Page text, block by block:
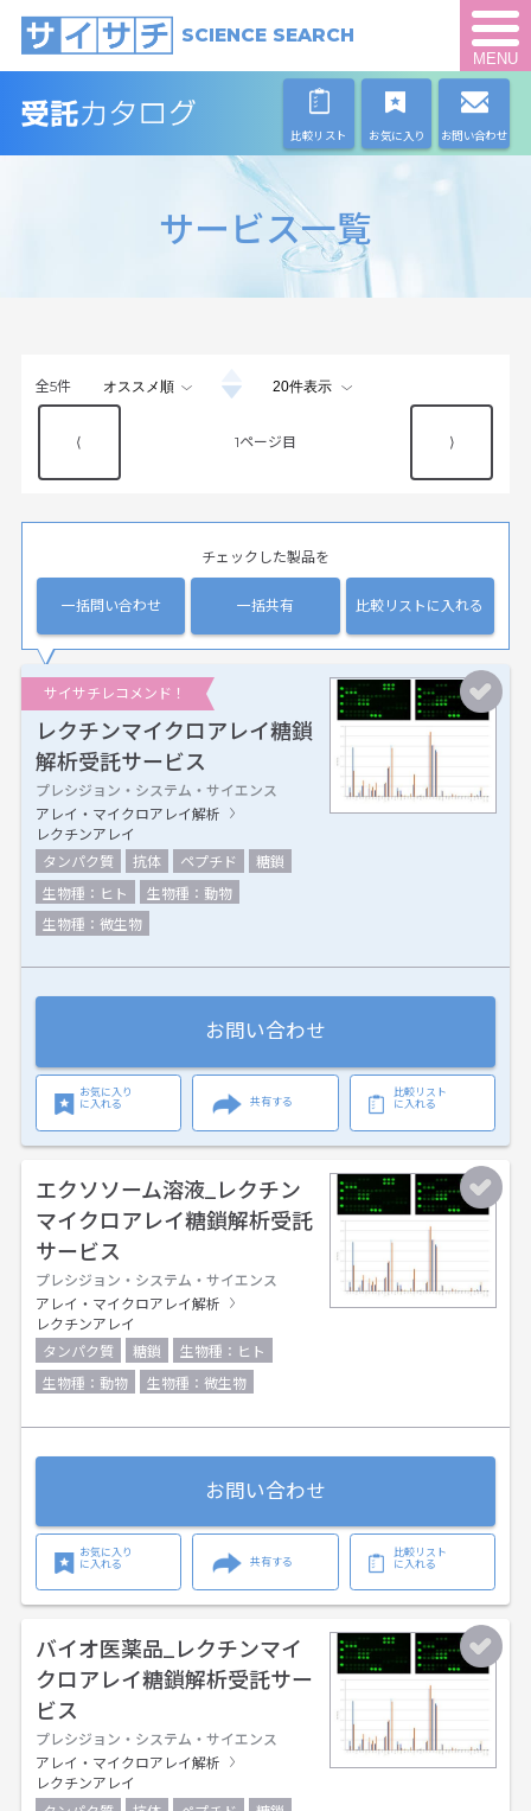
SCIENCE SEARCH
MENU
比較リスト お気に入り お問い合わせ
サービス一覧
全5件
⟨ 1 ⟩
チェックした製品を
一括問い合わせ 一括共有 比較リストに入れる
サイサチレコメンド！
レクチンマイクロアレイ糖鎖
解析受託サービス
プレシジョン・システム・サイエンス
アレイ・マイクロアレイ解析
レクチンアレイ
タンパク質
抗体 ペプチド
糖鎖
生物種：ヒト
生物種：動物
生物種：微生物
お問い合わせ
お気に入り
に入れる
共有する
比較リスト
に入れる
エクソソーム溶液_レクチン
マイクロアレイ糖鎖解析受託
サービス
プレシジョン・システム・サイエンス
アレイ・マイクロアレイ解析
レクチンアレイ
タンパク質
糖鎖
生物種：ヒト
生物種：動物
生物種：微生物
お問い合わせ
お気に入り
に入れる
共有する
比較リスト
に入れる
バイオ医薬品_レクチンマイ
クロアレイ糖鎖解析受託サー
ビス
プレシジョン・システム・サイエンス
アレイ・マイクロアレイ解析
レクチンアレイ